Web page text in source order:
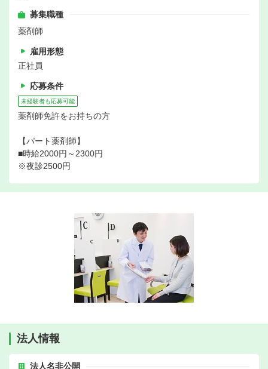
募集職種
薬剤師
雇用形態
正社員
応募条件
未経験者も応募可能
薬剤師免許をお持ちの方
【パート薬剤師】
■時給2000円～2300円
※夜診2500円
法人情報
法人名非公開